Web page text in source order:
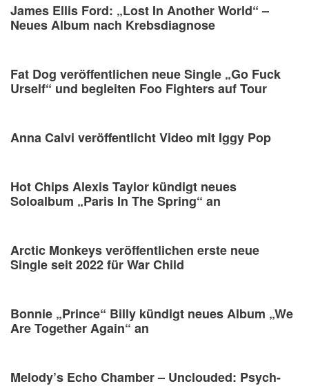
James Ellis Ford: „Lost In Another World“ –
Neues Album nach Krebsdiagnose
Fat Dog veröffentlichen neue Single „Go Fuck
Urself“ und begleiten Foo Fighters auf Tour
Anna Calvi veröffentlicht Video mit Iggy Pop
Hot Chips Alexis Taylor kündigt neues
Soloalbum „Paris In The Spring“ an
Arctic Monkeys veröffentlichen erste neue
Single seit 2022 für War Child
Bonnie „Prince“ Billy kündigt neues Album „We
Are Together Again“ an
Melody’s Echo Chamber – Unclouded: Psych-